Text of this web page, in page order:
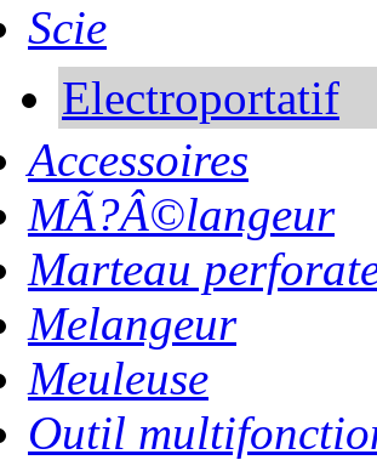
Scie
Electroportatif
Accessoires
MÃ?Â©langeur
Marteau
Melangeur
Meuleuse
Outil